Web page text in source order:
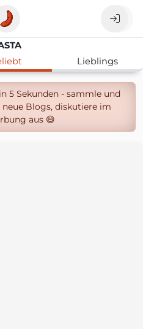
Lieblings
in 5 Sekunden - sammle und
Blogs, diskutiere im
aus 😄